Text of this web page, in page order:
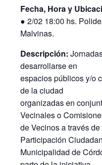
Fecha, Hora y
● 2/02 18:00 hs.
Malvinas.
Descripción:
desarrollarse en
espacios públicos y/o
de la ciudad
organizadas en
Vecinales o
de Vecinos a través
Participación
Municipalidad de